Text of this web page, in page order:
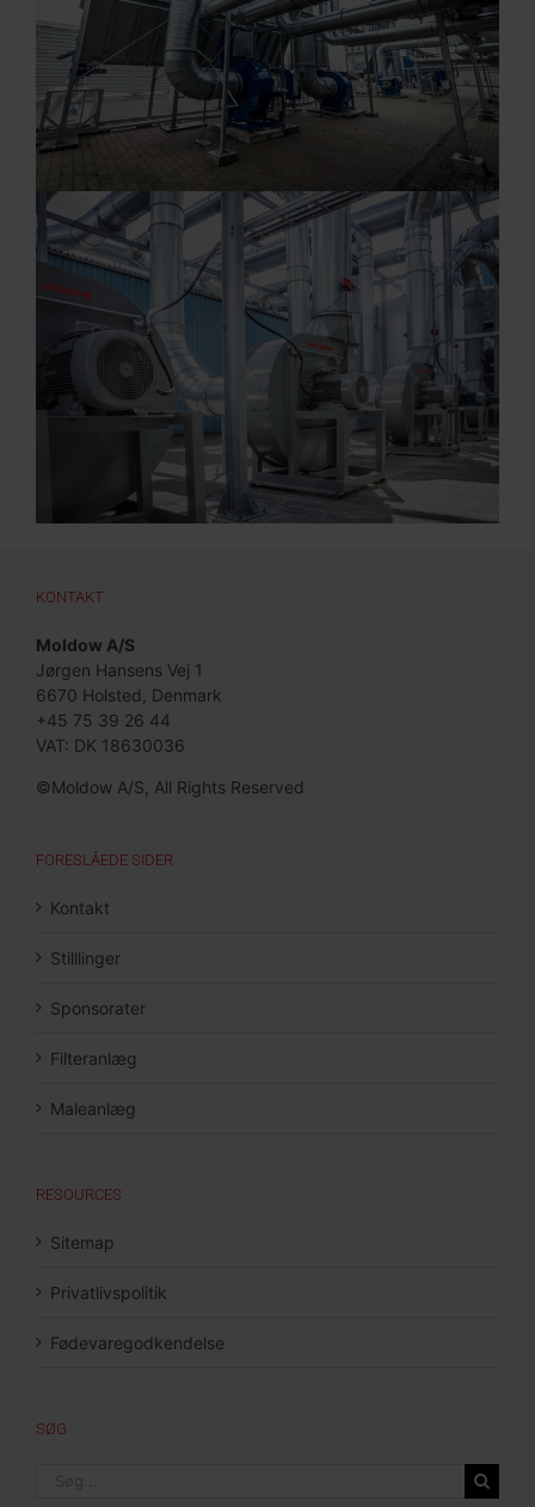
KONTAKT
Moldow A/S
Jørgen Hansens Vej 1
6670 Holsted, Denmark
+45 75 39 26 44
VAT: DK 18630036
©Moldow A/S, All Rights Reserved
FORESLÅEDE SIDER
Kontakt
Stilllinger
Sponsorater
Filteranlæg
Maleanlæg
RESOURCES
Sitemap
Privatlivspolitik
Fødevaregodkendelse
SØG